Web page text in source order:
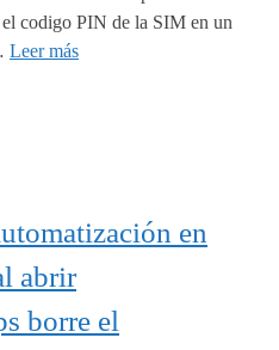
el codigo PIN de la SIM en un
Leer más
en
abrir
borre el